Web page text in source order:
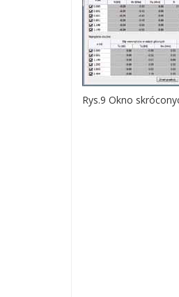
Rys.9 Okno